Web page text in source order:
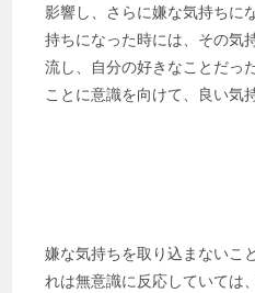
影響し、さらに嫌な気持ちに
持ちになった時には、その気
流し、自分の好きなことだっ
ことに意識を向けて、良い気
嫌な気持ちを取り込まないこ
れは無意識に反応していては